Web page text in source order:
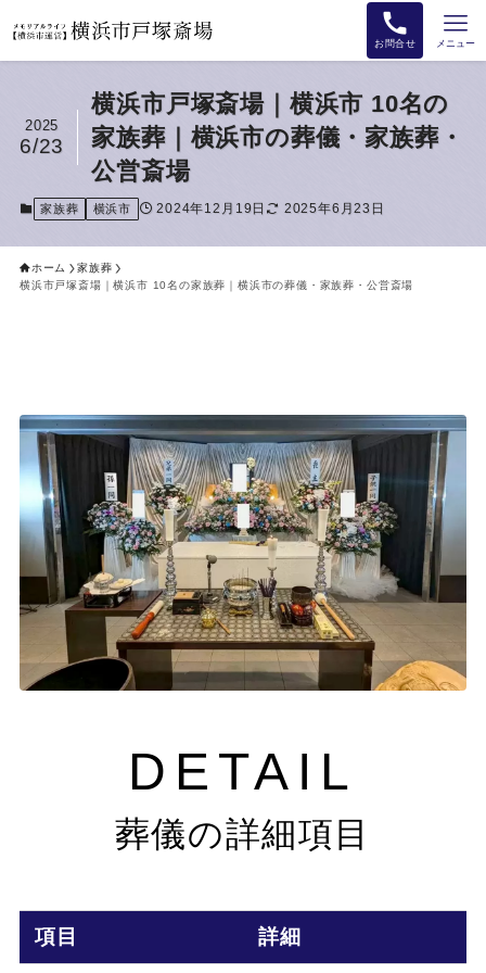
お問合せ メニュー
横浜市戸塚斎場｜横浜市 10名の
家族葬｜横浜市の葬儀・家族葬・
公営斎場
2025
6/23
家族葬 横浜市 2024年12月19日 2025年6月23日
ホーム
家族葬
横浜市戸塚斎場｜横浜市 10名の家族葬｜横浜市の葬儀・家族葬・公営斎場
DETAIL
葬儀の詳細項目
項目 詳細